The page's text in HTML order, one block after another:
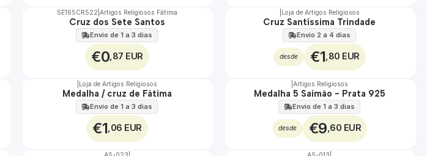
SE165CR522 Artigos Religiosos Fátima
Cruz dos Sete Santos
Envio de 1 a 3 dias
€0 ,87 EUR
Loja de Artigos Religiosos
Cruz Santíssima Trindade
Envio 2 a 4 dias
desde €1 ,80 EUR
Loja de Artigos Religiosos
Medalha / cruz de Fátima
Envio de 1 a 3 dias
€1 ,06 EUR
Artigos Religiosos
Medalha 5 Saimão - Prata 925
Envio de 1 a 3 dias
desde €9 ,60 EUR